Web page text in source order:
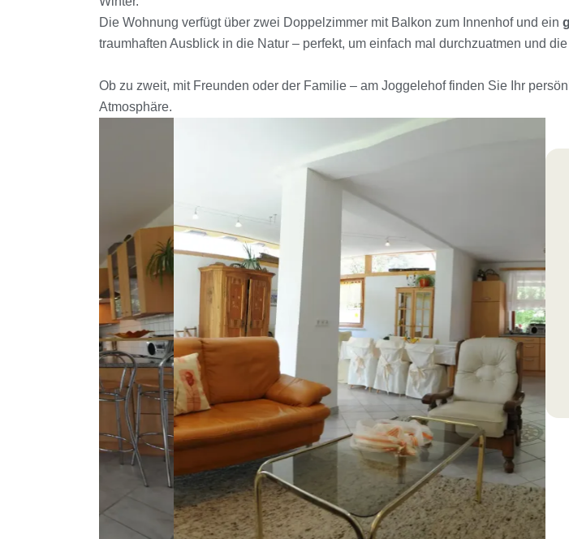
Die Wohnung verfügt über zwei Doppelzimmer mit Balkon zum Innenhof und ein
traumhaften Ausblick in die Natur – perfekt, um einfach mal durchzuatmen und
Ob zu zweit, mit Freunden oder der Familie – am Joggelehof finden Sie Ihr
Atmosphäre.